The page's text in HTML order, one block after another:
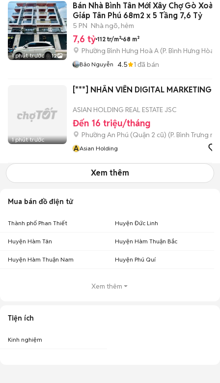
1 phút trước 12
Bán Nhà Bình Tân Mới Xây Chợ Gò Xoài
Giáp Tân Phú 68m2 x 5 Tầng 7,6 Tỷ
5 PN Nhà ngõ, hẻm
7,6 tỷ 112 tr/m² 68 m²
Phường Bình Hưng Hoà A (P. Bình Hưng Hòa
Bảo Nguyễn 4.5 1 đã bán
1 phút trước
[***] NHÂN VIÊN DIGITAL MARKETING
ASIAN HOLDING REAL ESTATE JSC
Đến 16 triệu/tháng
Phường An Phú (Quận 2 cũ) (P. Bình Trưng
AAsian Holding
Xem thêm
Mua bán đồ điện tử
Thành phố Phan Thiết Huyện Đức Linh
Huyện Hàm Tân Huyện Hàm Thuận Bắc
Huyện Hàm Thuận Nam Huyện Phú Quí
Xem thêm
Tiện ích
Kinh nghiệm